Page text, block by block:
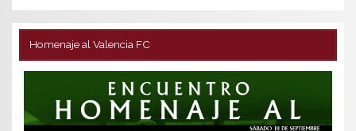
Homenaje al Valencia FC